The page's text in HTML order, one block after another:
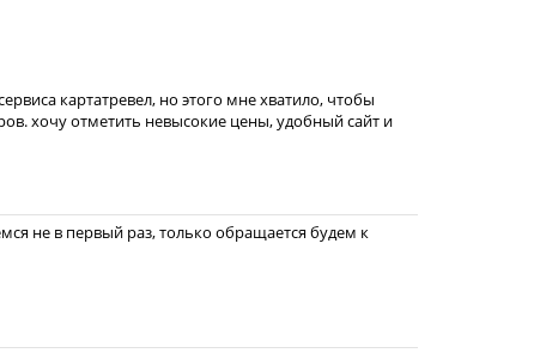
картатревел, но этого мне хватило, чтобы
хочу отметить невысокие цены, удобный сайт и
не в первый раз, только обращается будем к